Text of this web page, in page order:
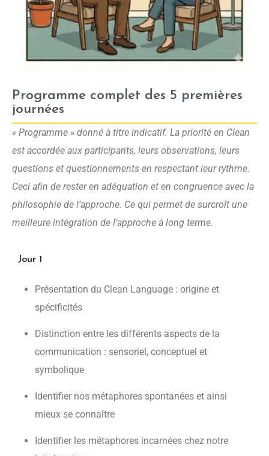
Programme complet des 5 premières
journées
« Programme » donné à titre indicatif. La priorité en Clean
est accordée aux participants, leurs observations, leurs
questions et questionnements en respectant leur rythme.
Ceci afin de rester en adéquation et en congruence avec la
philosophie de l’approche. Ce qui permet de surcroît une
meilleure intégration de l’approche à long terme.
Jour 1
Présentation du Clean Language : origine et
spécificités
Distinction entre les différents aspects de la
communication : sensoriel, conceptuel et
symbolique
Identifier nos métaphores spontanées et ainsi
mieux se connaître
Identifier les métaphores incarnées chez notre